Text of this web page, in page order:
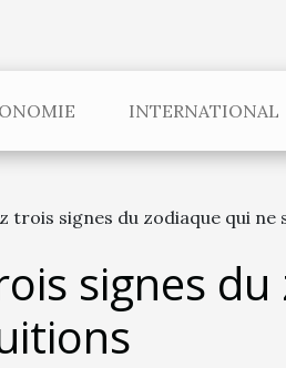
INTERNATIONAL
trois signes du zodiaque qui
signes